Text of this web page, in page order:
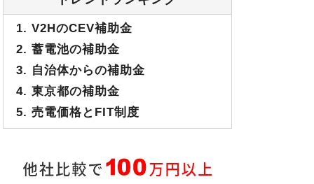
1. V2HのCEV補助金
2. 蓄電池の補助金
3. 自治体からの補助金
4. 東京都の補助金
5. 売電価格とFIT制度